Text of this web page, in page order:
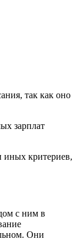
так как оно
зарплат
иных критериев,
с ним в
Они